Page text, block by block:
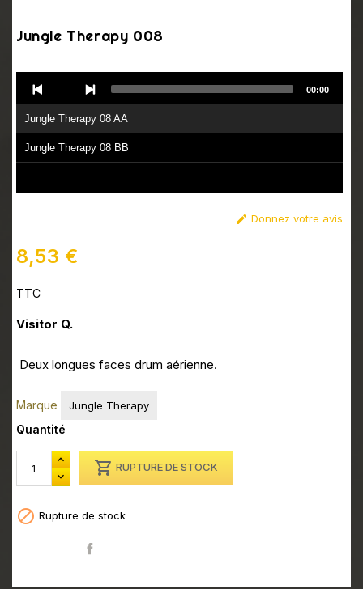
Jungle Therapy 008
Player
Jungle Therapy 08 AA
Jungle Therapy 08 BB
00:00
 Donnez votre avis
8,53 €
TTC
Visitor Q.
Deux longues faces drum aérienne.
Marque Jungle Therapy
Quantité
 RUPTURE DE STOCK
 Rupture de stock